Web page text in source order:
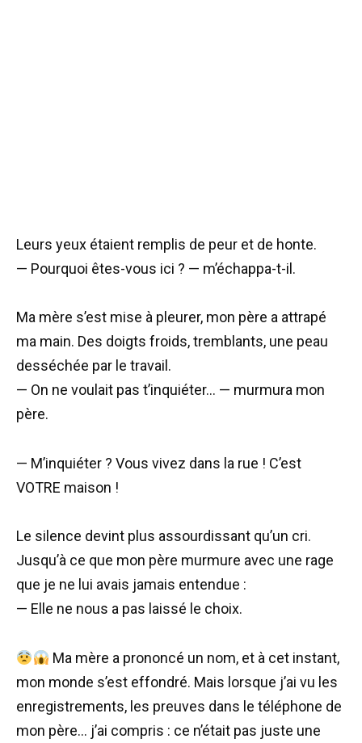
Leurs yeux étaient remplis de peur et de honte.
— Pourquoi êtes-vous ici ? — m’échappa-t-il.
Ma mère s’est mise à pleurer, mon père a attrapé
ma main. Des doigts froids, tremblants, une peau
desséchée par le travail.
— On ne voulait pas t’inquiéter… — murmura mon
père.
— M’inquiéter ? Vous vivez dans la rue ! C’est
VOTRE maison !
Le silence devint plus assourdissant qu’un cri.
Jusqu’à ce que mon père murmure avec une rage
que je ne lui avais jamais entendue :
— Elle ne nous a pas laissé le choix.
Ma mère a prononcé un nom, et à cet instant,
mon monde s’est effondré. Mais lorsque j’ai vu les
enregistrements, les preuves dans le téléphone de
mon père… j’ai compris : ce n’était pas juste une